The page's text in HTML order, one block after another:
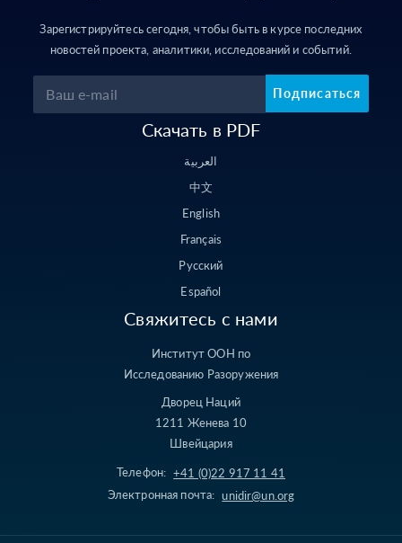
Зарегистрируйтесь сегодня, чтобы быть в курсе последних
новостей проекта, аналитики, исследований и событий.
Подписаться
Скачать в PDF
العربية
中文
English
Français
Русский
Español
Свяжитесь с нами
Институт ООН по
Исследованию Разоружения
Дворец Наций
1211 Женева 10
Швейцария
Телефон: +41 (0)22 917 11 41
Электронная почта: unidir@un.org